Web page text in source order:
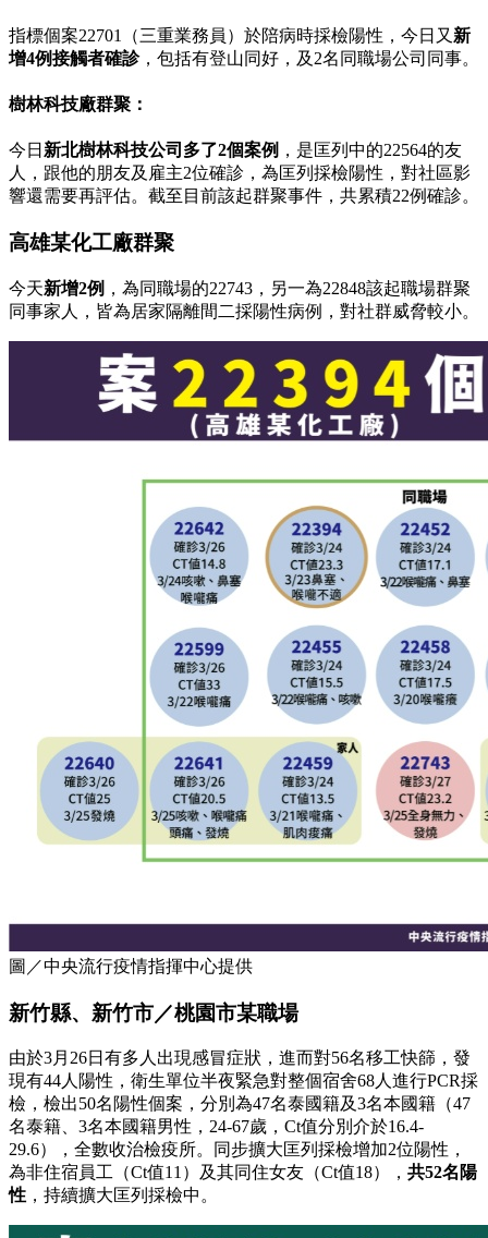
指標個案22701（三重業務員）於陪病時採檢陽性，今日又 新
增4例接觸者確診，包括有登山同好，及2名同職場公司同事。
樹林科技廠群聚：
今日 新北樹林科技公司多了2個案例 ，是匡列中的22564的友
人，跟他的朋友及雇主2位確診，為匡列採檢陽性，對社區影
響還需要再評估。截至目前該起群聚事件，共累積22例確診。
高雄某化工廠群聚
今天新增2例 ，為同職場的22743，另一為22848該起職場群聚
同事家人，皆為居家隔離間二採陽性病例，對社群威脅較小。
圖／中央流行疫情指揮中心提供
新竹縣、新竹市／桃園市某職場
由於3月26日有多人出現感冒症狀，進而對56名移工快篩，發
現有44人陽性，衛生單位半夜緊急對整個宿舍68人進行PCR採
檢，檢出50名陽性個案，分別為47名泰國籍及3名本國籍（47
名泰籍、3名本國籍男性，24-67歲，Ct值分別介於16.4-
29.6），全數收治檢疫所。同步擴大匡列採檢增加2位陽性，
為非住宿員工（Ct值11）及其同住女友（Ct值18）， 共52名陽
性 ，持續擴大匡列採檢中。